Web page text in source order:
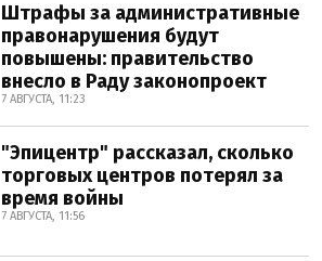
Штрафы за административные
правонарушения будут
повышены: правительство
внесло в Раду законопроект
7 АВГУСТА, 11:23
"Эпицентр" рассказал, сколько
торговых центров потерял за
время войны
7 АВГУСТА, 11:56